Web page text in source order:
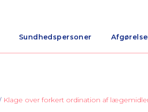
Sundhedspersoner
Klage over forkert ordination af